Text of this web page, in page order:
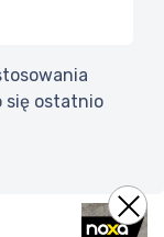
się ostatnio